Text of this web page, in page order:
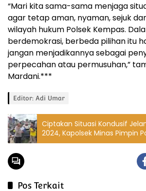
“Mari kita sama-sama menjaga
agar tetap aman, nyaman, sejuk
wilayah hukum Polsek Kempas.
berdemokrasi, berbeda pilihan itu
jangan menjadikannya sebagai
perpecahan atau permusuhan,”
Mardani.***
Editor: Adi Umar
Ciptakan Situasi Kondusif
2024, Kapolsek Minas Pimpin
di Pasar Minas
Pos Terkait